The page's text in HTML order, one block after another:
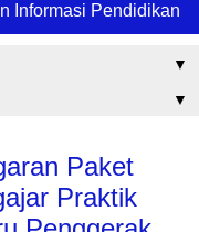
Informasi Pendidikan
▼
▼
Paket
Praktik